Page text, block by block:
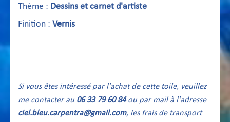
Thème : Dessins et carnet d'artiste
Finition : Vernis
Si vous êtes intéressé par l'achat de cette toile, veuillez
me contacter au 06 33 79 60 84ou par mail à l'adresse
ciel.bleu.carpentra@gmail.com, les frais de transport